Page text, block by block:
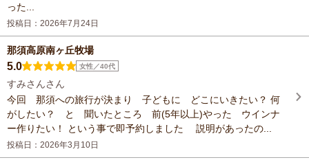
った...
投稿日：2026年7月24日
那須高原南ヶ丘牧場
5.0 女性／40代
すみさんさん
今回 那須への旅行が決まり 子どもに どこにいきたい？ 何
がしたい？ と 聞いたところ 前(5年以上)やった ウインナ
ー作りたい！ という事で即予約しました 説明があったの...
投稿日：2026年3月10日